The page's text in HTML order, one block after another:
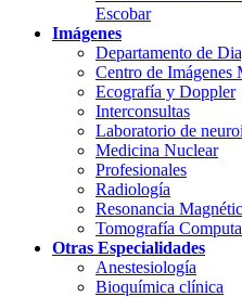
Escobar
Imágenes
Departamento de
Centro de
Ecografía y Doppler
Interconsultas
Laboratorio de
Medicina Nuclear
Profesionales
Radiología
Resonancia
Tomografía
Otras Especialidades
Anestesiología
Bioquímica clínica